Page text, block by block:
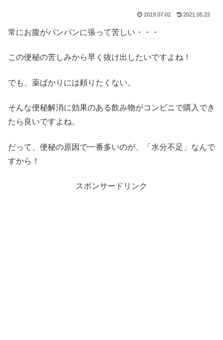
2019.07.02 2021.05.22
常にお腹がパンパンに張って苦しい・・・
この便秘の苦しみから早く抜け出したいですよね！
でも、薬ばかりには頼りたくない。
そんな便秘解消に効果のある飲み物がコンビニで購入でき
たら良いですよね。
だって、便秘の原因で一番多いのが、「水分不足」なんで
すから！
スポンサードリンク